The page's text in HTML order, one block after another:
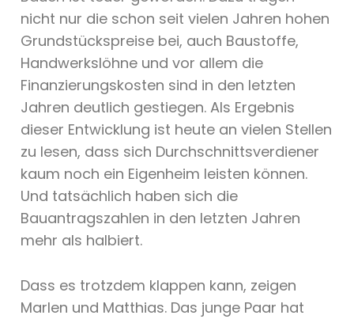
nicht nur die schon seit vielen Jahren hohen
Grundstückspreise bei, auch Baustoffe,
Handwerkslöhne und vor allem die
Finanzierungskosten sind in den letzten
Jahren deutlich gestiegen. Als Ergebnis
dieser Entwicklung ist heute an vielen Stellen
zu lesen, dass sich Durchschnittsverdiener
kaum noch ein Eigenheim leisten können.
Und tatsächlich haben sich die
Bauantragszahlen in den letzten Jahren
mehr als halbiert.
Dass es trotzdem klappen kann, zeigen
Marlen und Matthias. Das junge Paar hat